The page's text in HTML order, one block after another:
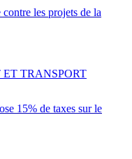
les projets de la
15% de taxes sur le
TRANSPORT